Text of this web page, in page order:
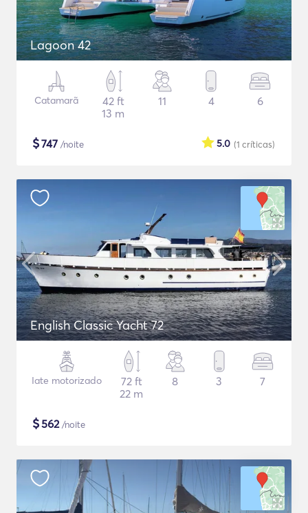
Lagoon 42
Catamarã
42 ft
13 m
11 4 6
$747 /noite (1 críticas)
5.0
English Classic Yacht 72
Iate motorizado
72 ft
22 m
8 3 7
$562/noite